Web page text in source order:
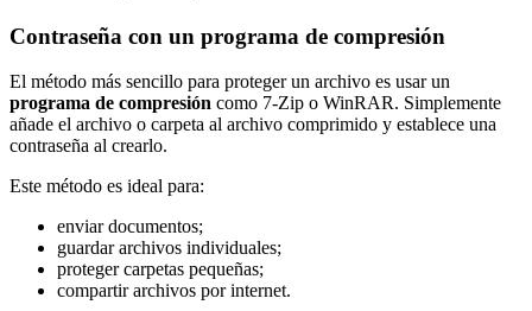
Contraseña con un programa de compresión
El método más sencillo para proteger un archivo es usar un
programa de compresión como 7-Zip o WinRAR. Simplemente
añade el archivo o carpeta al archivo comprimido y establece una
contraseña al crearlo.
Este método es ideal para:
enviar documentos;
guardar archivos individuales;
proteger carpetas pequeñas;
compartir archivos por internet.